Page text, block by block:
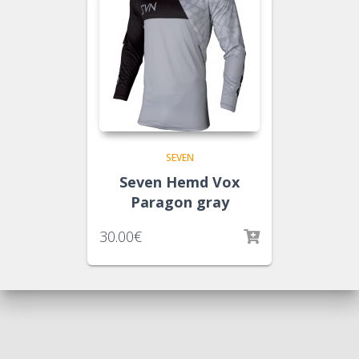
SEVEN
Seven Hemd Vox
Paragon gray
30.00€